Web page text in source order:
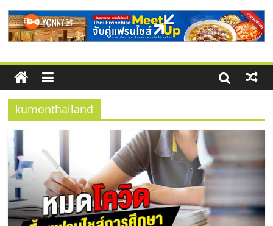
สัมมนาลงทุน แฟรนไชส์ยอนนี่
ThaiFranchise Meet Up จับคู่แฟรน
ไชส์ ครั้งที่ 8
รวม
ข้อมูล
ธุรกิจ
SME
แห่ง
ประเทศไทย,
kumonthailand